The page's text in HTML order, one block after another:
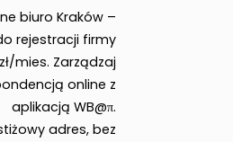
biuro Kraków –
rejestracji firmy
mies. Zarządzaj
online z
aplikacją WB@π.
adres, bez